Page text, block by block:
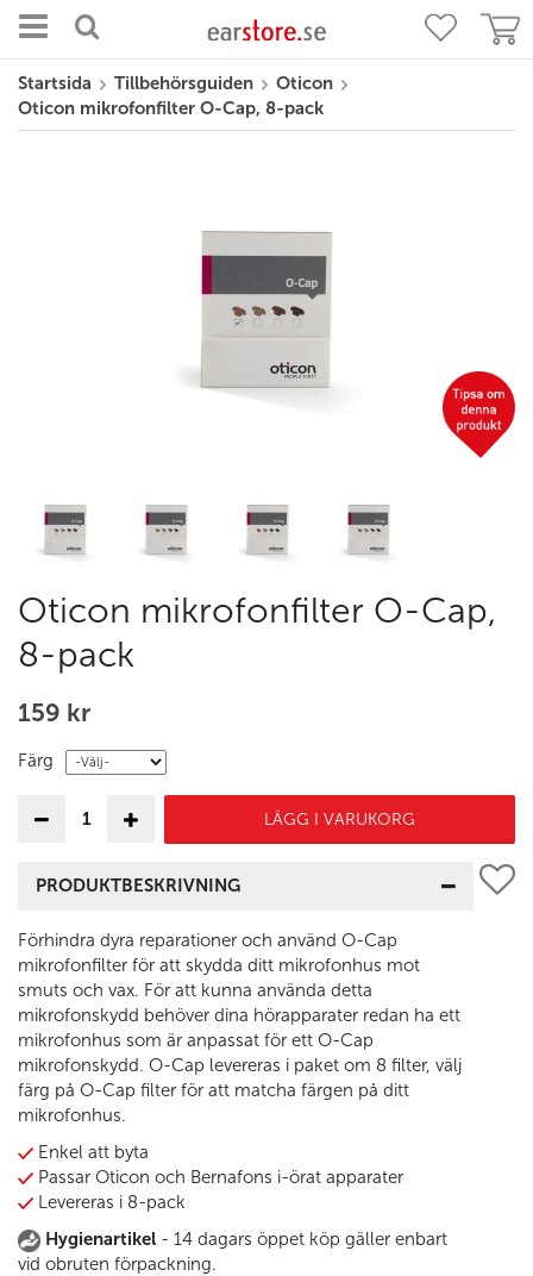
Startsida Tillbehörsguiden
Oticon
Oticon mikrofonfilter O-Cap, 8-pack
Oticon mikrofonfilter O-Cap,
8-pack
159 kr
Färg
LÄGG I VARUKORG
PRODUKTBESKRIVNING
Förhindra dyra reparationer och använd O-Cap
mikrofonfilter för att skydda ditt mikrofonhus mot
smuts och vax. För att kunna använda detta
mikrofonskydd behöver dina hörapparater redan ha ett
mikrofonhus som är anpassat för ett O-Cap
mikrofonskydd. O-Cap levereras i paket om 8 filter, välj
färg på O-Cap filter för att matcha färgen på ditt
mikrofonhus.
Enkel att byta
Passar Oticon och Bernafons i-örat apparater
Levereras i 8-pack
Hygienartikel - 14 dagars öppet köp gäller enbart
vid obruten förpackning.